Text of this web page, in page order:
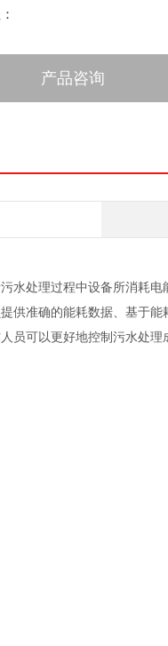
产品咨询
水处理过程中设备所消耗
供准确的能耗数据、基于
员可以更好地控制污水处理